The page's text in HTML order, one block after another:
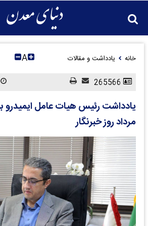
خانه یادداشت و مقالات A
مرداد روز خبرنگار